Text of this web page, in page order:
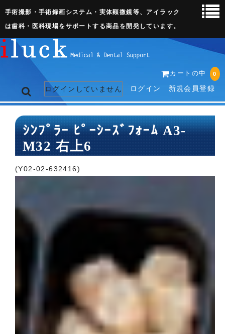
手術撮影・手術録画システム・実体顕微鏡等、アイラック
は歯科・医科現場をサポートする商品を開発しています。
カートの中 0
ログインしていません ログイン 新規会員登録
トップページ
ネット販売ページ
歯科関連機器
ｼﾝﾌﾟﾗｰ ﾋﾟｰｼｰｽﾞﾌｫｰﾑ A3-
M32 右上6
(Y02-02-632416)